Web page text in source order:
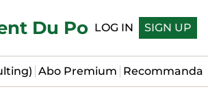
Du Pourquoi
LOG IN SIGN UP
Abo Premium